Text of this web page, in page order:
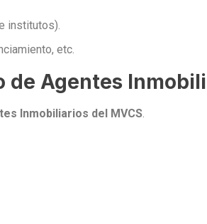
institutos).
etc.
Agentes
Inmobiliarios del MVCS.